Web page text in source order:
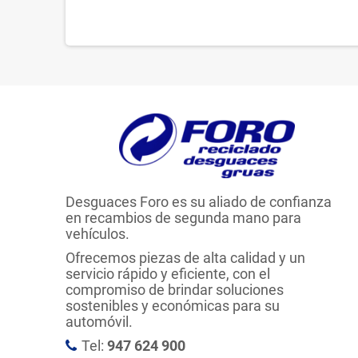
Desguaces Foro es su aliado de confianza
en recambios de segunda mano para
vehículos.
Ofrecemos piezas de alta calidad y un
servicio rápido y eficiente, con el
compromiso de brindar soluciones
sostenibles y económicas para su
automóvil.
Tel: 947 624 900